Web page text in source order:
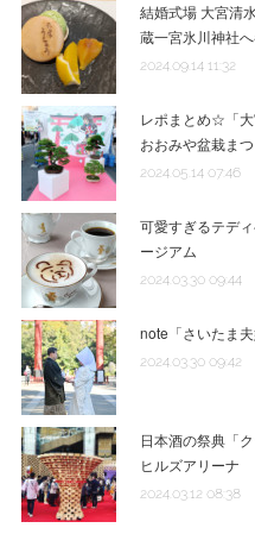
結婚式場 大宮清
蔵一宮氷川神社
2024.09.14 11:32
レポまとめ☆「大
おおみや盆栽ま
2024.05.14 07:46
可愛すぎるテデ
ージアム
2024.03.30 09:44
note「さいたま
2024.03.30 09:42
日本酒の祭典「
ヒルズアリーナ
2024.03.12 08:38